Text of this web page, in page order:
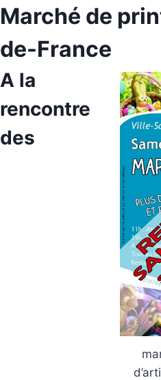
Marché de
de-France
A la
rencontre
des